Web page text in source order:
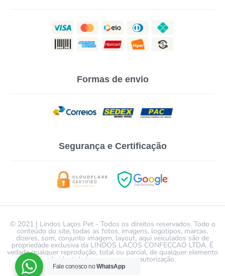
Formas de envio
Segurança e Certificação
© 2021 | Lindos Laços Pet - Todos os direitos reservados. Todo o
conteúdo do site, todas as fotos, imagens, logotipos, marcas,
dizeres, som, conjunto imagem, layout, aqui veiculados são de
propriedade exclusiva da LINDOS LACOS CONFECCAO LTDA. É
vedada qualquer reprodução, total ou parcial, de qualquer elemento
de identidade, sem expressa autorização.
Fale conosco noWhatsApp